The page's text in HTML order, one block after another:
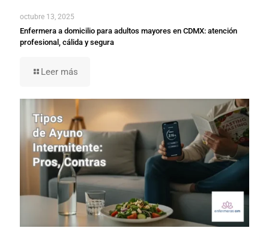
octubre 13, 2025
Enfermera a domicilio para adultos mayores en CDMX: atención
profesional, cálida y segura
Leer más